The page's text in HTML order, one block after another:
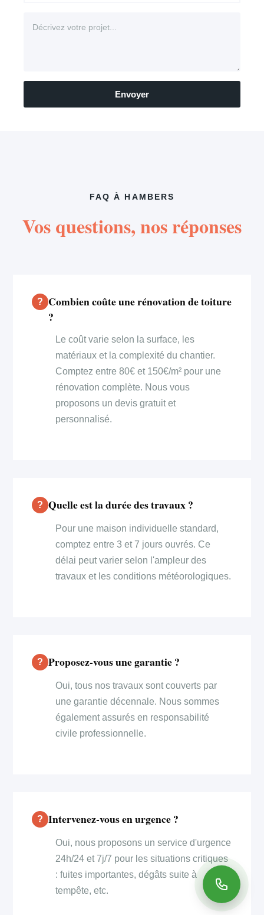
Envoyer
FAQ À HAMBERS
Vos questions, nos réponses
Combien coûte une rénovation de toiture
?
Le coût varie selon la surface, les
matériaux et la complexité du chantier.
Comptez entre 80€ et 150€/m² pour une
rénovation complète. Nous vous
proposons un devis gratuit et
personnalisé.
Quelle est la durée des travaux ?
Pour une maison individuelle standard,
comptez entre 3 et 7 jours ouvrés. Ce
délai peut varier selon l'ampleur des
travaux et les conditions météorologiques.
Proposez-vous une garantie ?
Oui, tous nos travaux sont couverts par
une garantie décennale. Nous sommes
également assurés en responsabilité
civile professionnelle.
Intervenez-vous en urgence ?
Oui, nous proposons un service d'urgence
24h/24 et 7j/7 pour les situations critiques
: fuites importantes, dégâts suite à
tempête, etc.